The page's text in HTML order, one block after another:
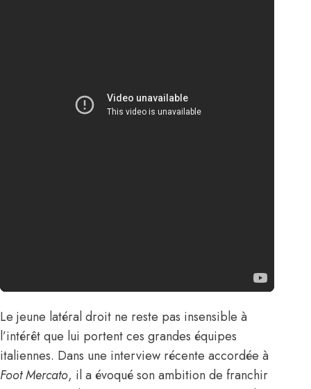
Le jeune latéral droit ne reste pas insensible à
l’intérêt que lui portent ces grandes équipes
italiennes. Dans une interview récente accordée à
Foot Mercato, il a évoqué son ambition de franchir